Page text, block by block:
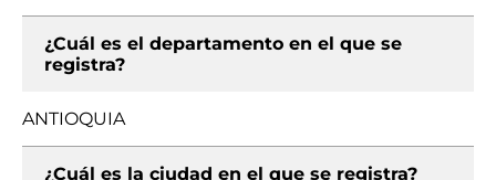
¿Cuál es el departamento en el que se
registra?
ANTIOQUIA
¿Cuál es la ciudad en el que se registra?